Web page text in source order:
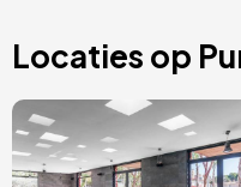
Locaties op
Afbeelding